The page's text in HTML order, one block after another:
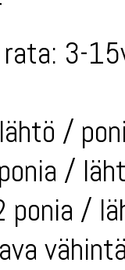
3-
/
/
ponia /